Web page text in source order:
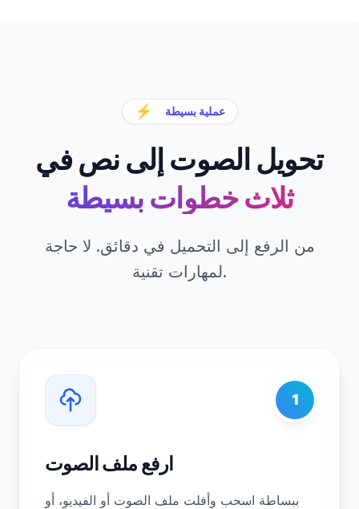
⚡ عملية بسيطة
تحويل الصوت إلى نص في
ثلاث خطوات بسيطة
من الرفع إلى التحميل في دقائق. لا حاجة
لمهارات تقنية.
1
ارفع ملف الصوت
ببساطة اسحب وأفلت ملف الصوت أو الفيديو، أو